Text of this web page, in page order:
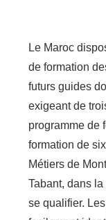
Le Maroc
de formation
futurs guides
exigeant de
programme de
formation de
Métiers de
Tabant, dans
se qualifier.